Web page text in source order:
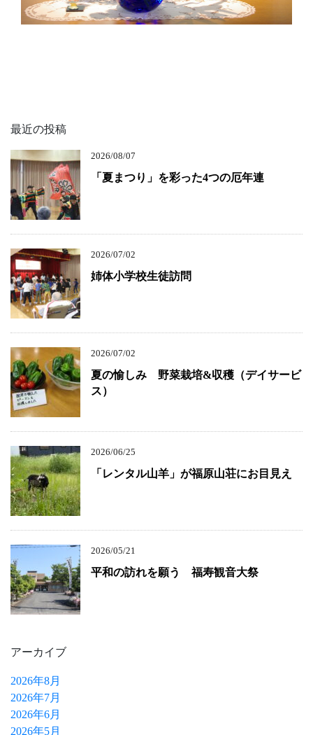
最近の投稿
2026/08/07
「夏まつり」を彩った4つの厄年連
2026/07/02
姉体小学校生徒訪問
2026/07/02
夏の愉しみ 野菜栽培&収穫（デイサービ
ス）
2026/06/25
「レンタル山羊」が福原山荘にお目見え
2026/05/21
平和の訪れを願う 福寿観音大祭
アーカイブ
2026年8月
2026年7月
2026年6月
2026年5月